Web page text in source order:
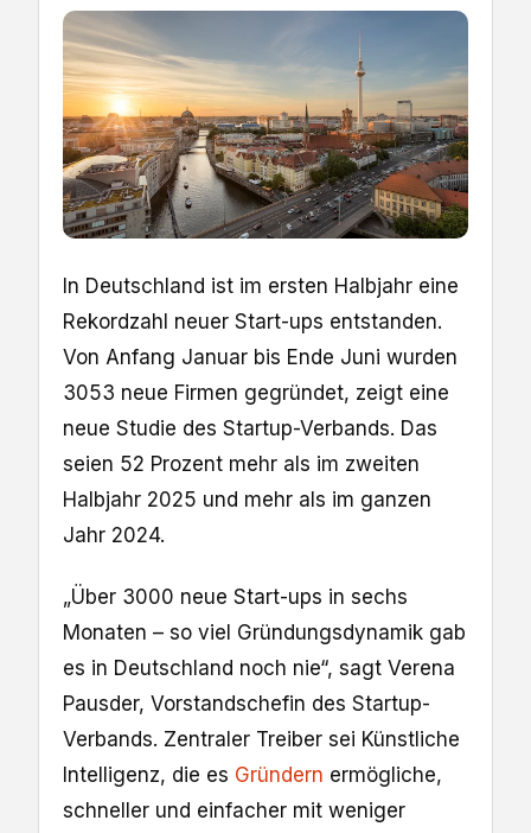
In Deutschland ist im ersten Halbjahr eine
Rekordzahl neuer Start-ups entstanden.
Von Anfang Januar bis Ende Juni wurden
3053 neue Firmen gegründet, zeigt eine
neue Studie des Startup-Verbands. Das
seien 52 Prozent mehr als im zweiten
Halbjahr 2025 und mehr als im ganzen
Jahr 2024.
„Über 3000 neue Start-ups in sechs
Monaten – so viel Gründungsdynamik gab
es in Deutschland noch nie“, sagt Verena
Pausder, Vorstandschefin des Startup-
Verbands. Zentraler Treiber sei Künstliche
Intelligenz, die es Gründern ermögliche,
schneller und einfacher mit weniger